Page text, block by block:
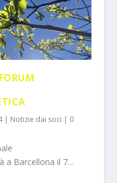
| Notizie dai soci | 0
a Barcellona il 7...